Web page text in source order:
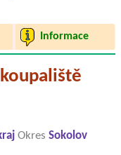
Informace
Okres Sokolov